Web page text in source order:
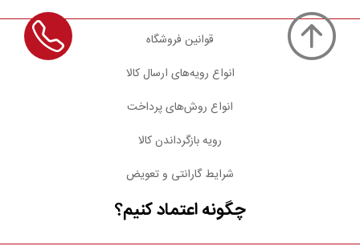
قوانین فروشگاه
انواع رویه‌های ارسال کالا
انواع روش‌های پرداخت
رویه بازگرداندن کالا
شرایط گارانتی و تعویض
چگونه اعتماد کنیم؟